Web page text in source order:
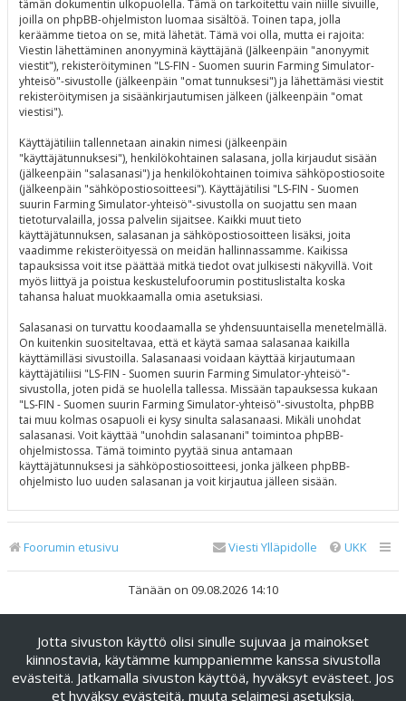
tämän dokumentin ulkopuolella. Tämä on tarkoitettu vain niille sivuille,
joilla on phpBB-ohjelmiston luomaa sisältöä. Toinen tapa, jolla
keräämme tietoa on se, mitä lähetät. Tämä voi olla, mutta ei rajoita:
Viestin lähettäminen anonyyminä käyttäjänä (Jälkeenpäin "anonyymit
viestit"), rekisteröityminen "LS-FIN - Suomen suurin Farming Simulator-
yhteisö"-sivustolle (jälkeenpäin "omat tunnuksesi") ja lähettämäsi viestit
rekisteröitymisen ja sisäänkirjautumisen jälkeen (jälkeenpäin "omat
viestisi").
Käyttäjätiliin tallennetaan ainakin nimesi (jälkeenpäin
"käyttäjätunnuksesi"), henkilökohtainen salasana, jolla kirjaudut sisään
(jälkeenpäin "salasanasi") ja henkilökohtainen toimiva sähköpostiosoite
(jälkeenpäin "sähköpostiosoitteesi"). Käyttäjätilisi "LS-FIN - Suomen
suurin Farming Simulator-yhteisö"-sivustolla on suojattu sen maan
tietoturvalailla, jossa palvelin sijaitsee. Kaikki muut tieto
käyttäjätunnuksen, salasanan ja sähköpostiosoitteen lisäksi, joita
vaadimme rekisteröityessä on meidän hallinnassamme. Kaikissa
tapauksissa voit itse päättää mitkä tiedot ovat julkisesti näkyvillä. Voit
myös liittyä ja poistua keskustelufoorumin postituslistalta koska
tahansa haluat muokkaamalla omia asetuksiasi.
Salasanasi on turvattu koodaamalla se yhdensuuntaisella menetelmällä.
On kuitenkin suositeltavaa, että et käytä samaa salasanaa kaikilla
käyttämilläsi sivustoilla. Salasanaasi voidaan käyttää kirjautumaan
käyttäjätiliisi "LS-FIN - Suomen suurin Farming Simulator-yhteisö"-
sivustolla, joten pidä se huolella tallessa. Missään tapauksessa kukaan
"LS-FIN - Suomen suurin Farming Simulator-yhteisö"-sivustolta, phpBB
tai muu kolmas osapuoli ei kysy sinulta salasanaasi. Mikäli unohdat
salasanasi. Voit käyttää "unohdin salasanani" toimintoa phpBB-
ohjelmistossa. Tämä toiminto pyytää sinua antamaan
käyttäjätunnuksesi ja sähköpostiosoitteesi, jonka jälkeen phpBB-
ohjelmisto luo uuden salasanan ja voit kirjautua jälleen sisään.
Foorumin etusivu UKK
Viesti Ylläpidolle
Tänään on 09.08.2026 14:10
phpBB Limited
Käännös: phpBB Suomi (lurttinen, harritapio, Pettis)
phpBB Metro Theme by PixelGoose Studio
Jotta sivuston käyttö olisi sinulle sujuvaa ja mainokset
kiinnostavia, käytämme kumppaniemme kanssa sivustolla
evästeitä. Jatkamalla sivuston käyttöä, hyväksyt evästeet. Jos
et hyväksy evästeitä, muuta selaimesi asetuksia.